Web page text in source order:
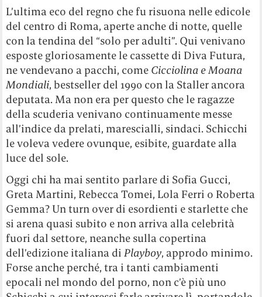
L’ultima eco del regno che fu risuona nelle edicole
del centro di Roma, aperte anche di notte, quelle
con la tendina del “solo per adulti”. Qui venivano
esposte gloriosamente le cassette di Diva Futura,
ne vendevano a pacchi, come Cicciolina e Moana
Mondiali, bestseller del 1990 con la Staller ancora
deputata. Ma non era per questo che le ragazze
della scuderia venivano continuamente messe
all’indice da prelati, marescialli, sindaci. Schicchi
le voleva vedere ovunque, esibite, guardate alla
luce del sole.
Oggi chi ha mai sentito parlare di Sofia Gucci,
Greta Martini, Rebecca Tomei, Lola Ferri o Roberta
Gemma? Un turn over di esordienti e starlette che
si arena quasi subito e non arriva alla celebrità
fuori dal settore, neanche sulla copertina
dell’edizione italiana diPlayboy, approdo minimo.
Forse anche perché, tra i tanti cambiamenti
epocali nel mondo del porno, non c’è più uno